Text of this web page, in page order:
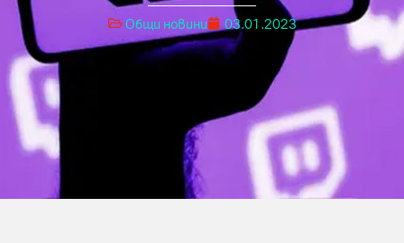
Общи новини 03.01.2023